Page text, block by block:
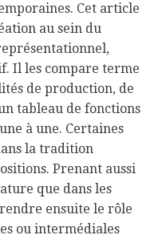
Cet article
au sein du
Il les compare terme
de production, de
tableau de fonctions
à une. Certaines
la tradition
Prenant aussi
que dans les
ensuite le rôle
ou intermédiales